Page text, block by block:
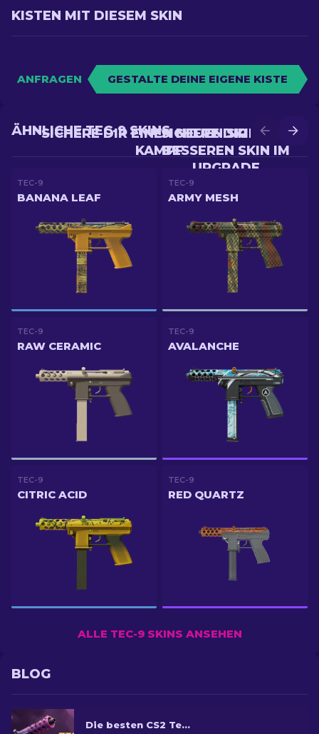
KISTEN MIT DIESEM SKIN
ANFRAGEN GESTALTE DEINE EIGENE KISTE
SICHERE DIR EINEN
BESSEREN SKIN IM
UPGRADE
SICHERE DIR EINEN NEUEN SKIN IM
KAMPF
ÄHNLICHE TEC-9 SKINS
TEC-9
BANANA LEAF
TEC-9
ARMY MESH
TEC-9
RAW CERAMIC
TEC-9
AVALANCHE
TEC-9
CITRIC ACID
TEC-9
RED QUARTZ
ALLE TEC-9 SKINS ANSEHEN
BLOG
Die besten CS2 Tec-9 Skins: Rangliste [2026]